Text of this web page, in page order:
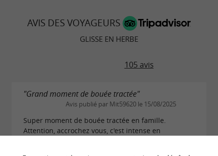
AVIS DES VOYAGEURS
GLISSE EN HERBE
105 avis
"Grand moment de bouée tractée"
Avis publié par Mit59620 le 15/08/2025
Super moment de bouée tractée en famille.
Attention, accrochez vous, c'est intense en